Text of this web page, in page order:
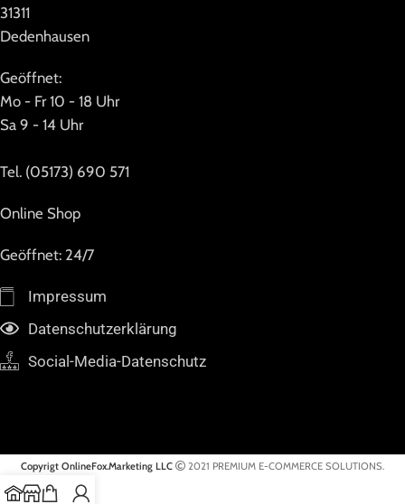
31311
Dedenhausen
Geöffnet:
Mo - Fr 10 - 18 Uhr
Sa 9 - 14 Uhr
Tel. (05173) 690 571
Online Shop
Geöffnet: 24/7
Impressum
Datenschutzerklärung
Social-Media-Datenschutz
Copyrigt OnlineFox.Marketing LLC 2021 PREMIUM E-COMMERCE SOLUTIONS.